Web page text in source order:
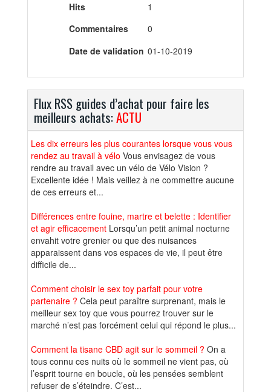
Hits
1
Commentaires
0
Date de validation 01-10-2019
Flux RSS guides d’achat pour faire les
meilleurs achats:ACTU
Les dix erreurs les plus courantes lorsque vous vous
rendez au travail à vélo Vous envisagez de vous
rendre au travail avec un vélo de Vélo Vision ?
Excellente idée ! Mais veillez à ne commettre aucune
de ces erreurs et...
Différences entre fouine, martre et belette : Identifier
et agir efficacement Lorsqu’un petit animal nocturne
envahit votre grenier ou que des nuisances
apparaissent dans vos espaces de vie, il peut être
difficile de...
Comment choisir le sex toy parfait pour votre
partenaire ? Cela peut paraître surprenant, mais le
meilleur sex toy que vous pourrez trouver sur le
marché n’est pas forcément celui qui répond le plus...
Comment la tisane CBD agit sur le sommeil ? On a
tous connu ces nuits où le sommeil ne vient pas, où
l’esprit tourne en boucle, où les pensées semblent
refuser de s’éteindre. C’est...